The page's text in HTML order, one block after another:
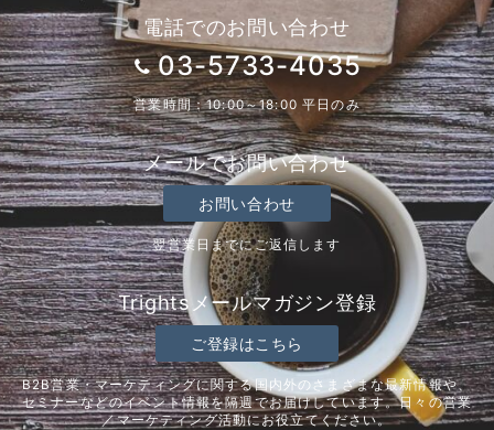
電話でのお問い合わせ
03-5733-4035
営業時間：10:00～18:00 平日のみ
メールでお問い合わせ
お問い合わせ
翌営業日までにご返信します
Trightsメールマガジン登録
ご登録はこちら
B2B営業・マーケティングに関する国内外のさまざまな最新情報や、
セミナーなどのイベント情報を隔週でお届けしています。日々の営業
／マーケティング活動にお役立てください。